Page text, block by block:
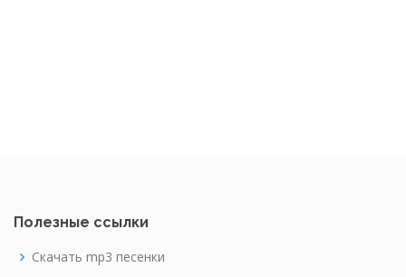
Полезные ссылки
Скачать mp3 песенки